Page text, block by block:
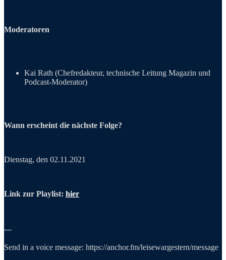
Moderatoren
Kai Rath (Chefredakteur, technische Leitung Magazin und
Podcast-Moderator)
Wann erscheint die nächste Folge?
Dienstag, den 02.11.2021
Link zur Playlist: hier
---
Send in a voice message: https://anchor.fm/leisewargestern/message